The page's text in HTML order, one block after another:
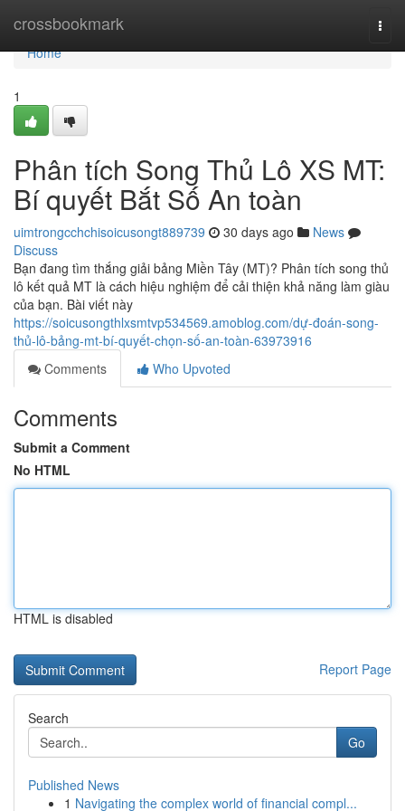
crossbookmark
Home
Home
1
Phân tích Song Thủ Lô XS MT:
Bí quyết Bắt Số An toàn
uimtrongcchchisoicusongt889739 30 days ago
News
Discuss
Bạn đang tìm thắng giải bảng Miền Tây (MT)? Phân tích song thủ
lô kết quả MT là cách hiệu nghiệm để cải thiện khả năng làm giàu
của bạn. Bài viết này
https://soicusongthlxsmtvp534569.amoblog.com/dự-đoán-song-
thủ-lô-bảng-mt-bí-quyết-chọn-số-an-toàn-63973916
Comments
Who Upvoted
Comments
Submit a Comment
No HTML
HTML is disabled
Report Page
Search
Go
Published News
1 Navigating the complex world of financial compl...